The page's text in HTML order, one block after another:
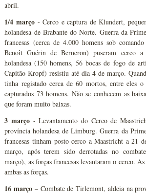
abril.
1/4 março - Cerco e captura de Klundert,
holandesa de Brabante do Norte. Guerra da
francesas (cerca de 4.000 homens sob
Benoît Guérin de Berneron) puseram cerco
holandesa (150 homens, 56 bocas de fogo de
Capitão Kropf) resistiu até dia 4 de março.
tinha registado cerca de 60 mortos, entre eles
capturados 73 homens. Não se conhecem as
que foram muito baixas.
3 março - Levantamento do Cerco de
província holandesa de Limburg. Guerra da
francesas tinham posto cerco a Maastricht a 21
março, após terem sido derrotadas no
março), as forças francesas levantaram o cerco.
ambas as forças.
16 março – Combate de Tirlemont, aldeia na